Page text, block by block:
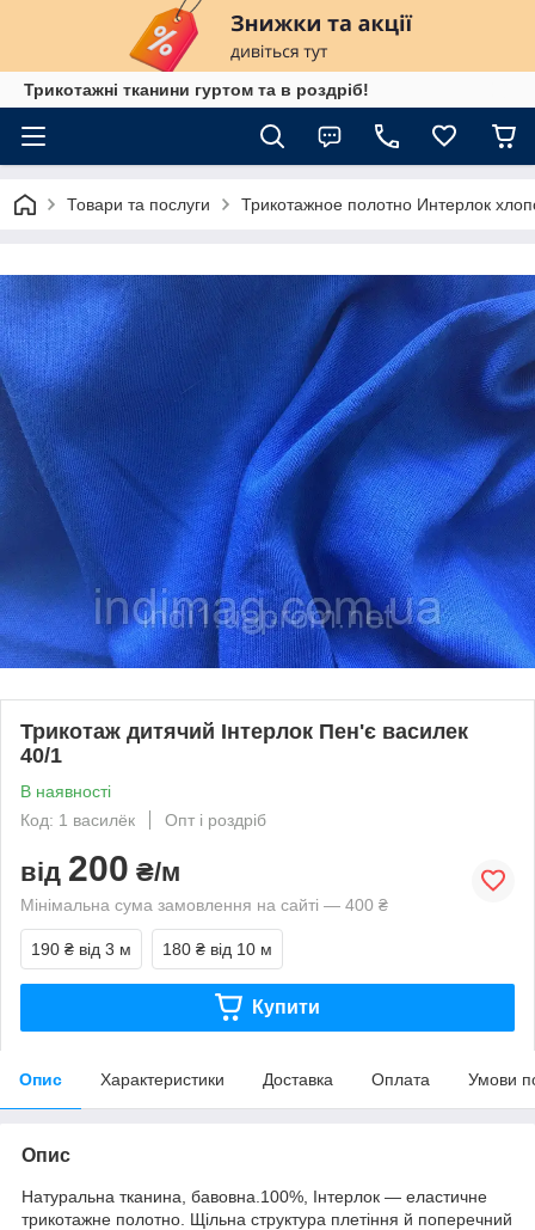
Трикотажні тканини гуртом та в роздріб!
Товари та послуги Трикотажное полотно Интерлок
Трикотаж дитячий Інтерлок Пен'є василек
40/1
В наявності
Код: 1 василёк
Опт і роздріб
від 200 ₴/м
Мінімальна сума замовлення на сайті — 400 ₴
190 ₴ від 3 м 180 ₴ від 10 м
Купити
Опис Характеристики Доставка Оплата Умови
Опис
Натуральна тканина, бавовна.100%, Інтерлок — еластичне
трикотажне полотно. Щільна структура плетіння й поперечний